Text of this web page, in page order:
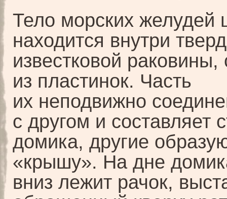
Тело морских желудей
находится внутри
известковой
из пластинок. Часть
их неподвижно
с другом и составляет
домика, другие
«крышу». На дне
вниз лежит рачок,